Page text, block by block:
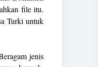
file itu.
Turki untuk
jenis